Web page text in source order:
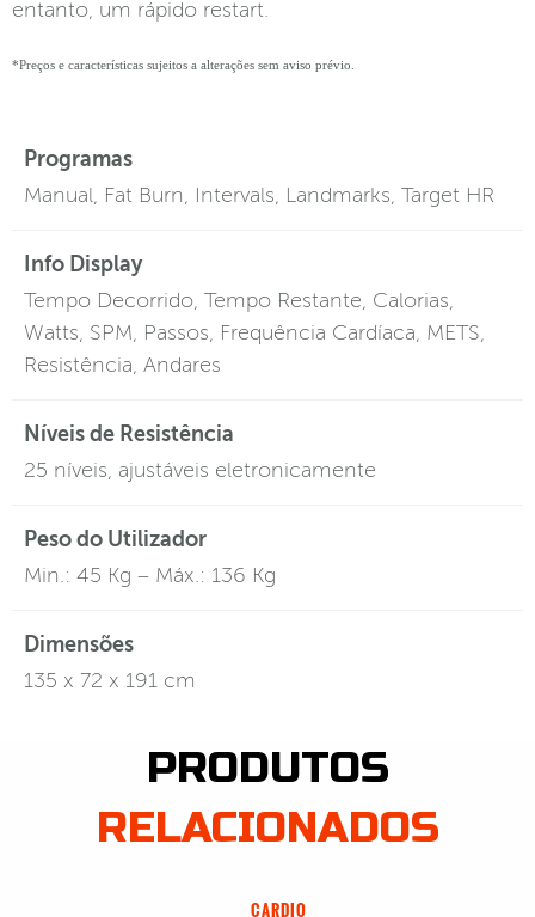
entanto, um rápido restart.
*Preços e características sujeitos a alterações sem aviso prévio.
Programas
Manual, Fat Burn, Intervals, Landmarks, Target HR
Info Display
Tempo Decorrido, Tempo Restante, Calorias,
Watts, SPM, Passos, Frequência Cardíaca, METS,
Resistência, Andares
Níveis de Resistência
25 níveis, ajustáveis eletronicamente
Peso do Utilizador
Min.: 45 Kg – Máx.: 136 Kg
Dimensões
135 x 72 x 191 cm
PRODUTOS
RELACIONADOS
CARDIO